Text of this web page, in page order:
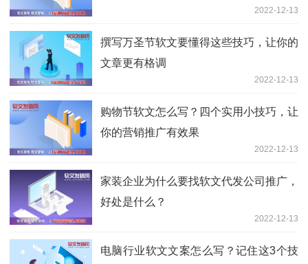
2022-12-13
撰写万圣节软文要懂得这些技巧，让你的
文章更有格调
2022-12-13
购物节软文怎么写？四个实用小技巧，让
你的营销推广有效果
2022-12-13
家装企业为什么要找软文代发公司推广，
好处是什么？
2022-12-13
电脑行业软文文案怎么写？记住这3个技